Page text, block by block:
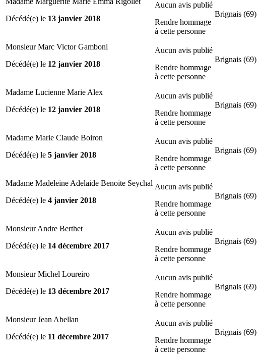
Décédé(e) le 13 janvier 2018
Aucun avis publié
Rendre hommage
à cette personne
Brignais (69)
Monsieur Marc Victor Gamboni
Décédé(e) le 12 janvier 2018
Aucun avis publié
Rendre hommage
à cette personne
Brignais (69)
Madame Lucienne Marie Alex
Décédé(e) le 12 janvier 2018
Aucun avis publié
Rendre hommage
à cette personne
Brignais (69)
Madame Marie Claude Boiron
Décédé(e) le 5 janvier 2018
Aucun avis publié
Rendre hommage
à cette personne
Brignais (69)
Madame Madeleine Adelaide Benoite Seychal
Décédé(e) le 4 janvier 2018
Aucun avis publié
Rendre hommage
à cette personne
Brignais (69)
Monsieur Andre Berthet
Décédé(e) le 14 décembre 2017
Aucun avis publié
Rendre hommage
à cette personne
Brignais (69)
Monsieur Michel Loureiro
Décédé(e) le 13 décembre 2017
Aucun avis publié
Rendre hommage
à cette personne
Brignais (69)
Monsieur Jean Abellan
Décédé(e) le 11 décembre 2017
Aucun avis publié
Rendre hommage
à cette personne
Brignais (69)